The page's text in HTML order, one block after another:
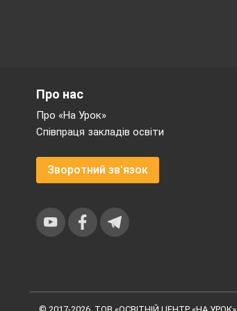
Про нас
Про «На Урок»
Співпраця закладів освіти
Зворотний зв'язок